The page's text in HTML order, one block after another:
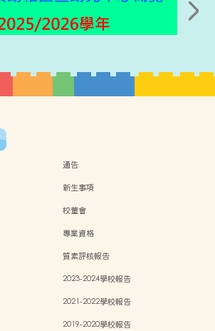
通告
新生事項
校董會
專業資格
質素評核報告
2023-2024學校報告
2021-2022學校報告
2019-2020學校報告